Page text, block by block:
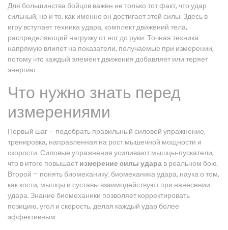
Для большинства бойцов важен не только тот факт, что удар
сильный, но и то, как именно он достигает этой силы. Здесь в
игру вступаеттехника удара, комплект движений тела,
распределяющий нагрузку от ног до руки. Точная техника
напрямую влияет на показатели, получаемые при измерении,
потому что каждый элемент движения добавляет или теряет
энергию.
Что нужно знать перед
измерениями
Первый шаг – подобрать правильныйсиловой упражнение,
тренировка, направленная на рост мышечной мощности и
скорости. Силовые упражнения усиливают мышцы‑пускатели,
что в итоге повышаетизмерение силы ударав реальном бою.
Второй – понять биомеханику: биомеханика удара, наука о том,
как кости, мышцы и суставы взаимодействуют при нанесении
удара. Знание биомеханики позволяет корректировать
позицию, угол и скорость, делая каждый удар более
эффективным.